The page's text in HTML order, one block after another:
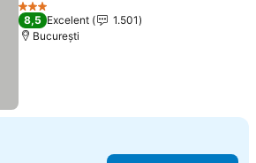
3 Stele
8,5 Excelent
1.501
București